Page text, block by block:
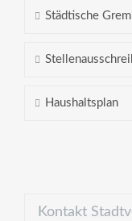
Städtische
Haushaltsplan
Kontakt